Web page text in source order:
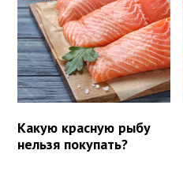
Какую красную рыбу
нельзя покупать?